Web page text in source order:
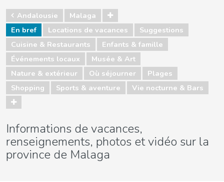
Andalousie
Malaga
En bref
Locations de vacances
Suggestions
Cuisine & Restaurants
Enfants & famille
Événements locaux
Musée & Art
Nature & extérieur
Où séjourner
Plages
Shopping
Sports & aventure Vie nocturne & Bars
Informations de vacances,
renseignements, photos et vidéo sur la
province de Malaga